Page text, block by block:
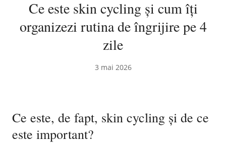
Ce este skin cycling și cum îți
organizezi rutina de îngrijire pe 4
zile
3 mai 2026
Ce este, de fapt, skin cycling și de ce
este important?